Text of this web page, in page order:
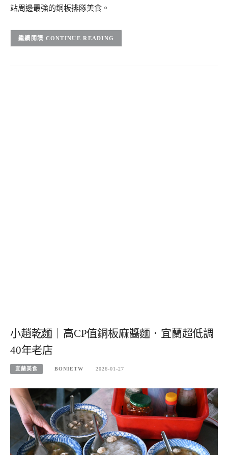
站周邊最強的銅板排隊美食。
CONTINUE READING
小趙乾麵｜高CP值銅板麻醬麵．宜蘭超低調
40年老店
宜蘭美食 BONIETW 2026-01-27